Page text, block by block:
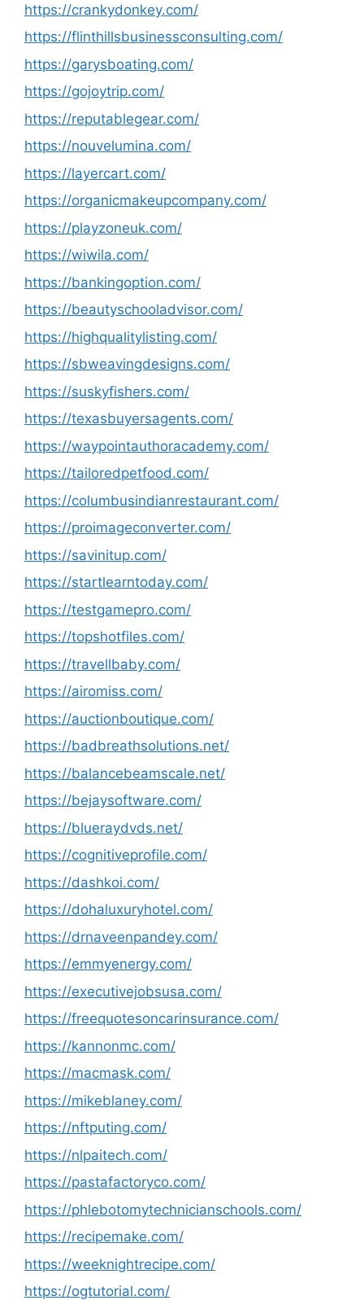
https://crankydonkey.com/
https://flinthillsbusinessconsulting.com/
https://garysboating.com/
https://gojoytrip.com/
https://reputablegear.com/
https://nouvelumina.com/
https://layercart.com/
https://organicmakeupcompany.com/
https://playzoneuk.com/
https://wiwila.com/
https://bankingoption.com/
https://beautyschooladvisor.com/
https://highqualitylisting.com/
https://sbweavingdesigns.com/
https://suskyfishers.com/
https://texasbuyersagents.com/
https://waypointauthoracademy.com/
https://tailoredpetfood.com/
https://columbusindianrestaurant.com/
https://proimageconverter.com/
https://savinitup.com/
https://startlearntoday.com/
https://testgamepro.com/
https://topshotfiles.com/
https://travellbaby.com/
https://airomiss.com/
https://auctionboutique.com/
https://badbreathsolutions.net/
https://balancebeamscale.net/
https://bejaysoftware.com/
https://blueraydvds.net/
https://cognitiveprofile.com/
https://dashkoi.com/
https://dohaluxuryhotel.com/
https://drnaveenpandey.com/
https://emmyenergy.com/
https://executivejobsusa.com/
https://freequotesoncarinsurance.com/
https://kannonmc.com/
https://macmask.com/
https://mikeblaney.com/
https://nftputing.com/
https://nlpaitech.com/
https://pastafactoryco.com/
https://phlebotomytechnicianschools.com/
https://recipemake.com/
https://weeknightrecipe.com/
https://ogtutorial.com/